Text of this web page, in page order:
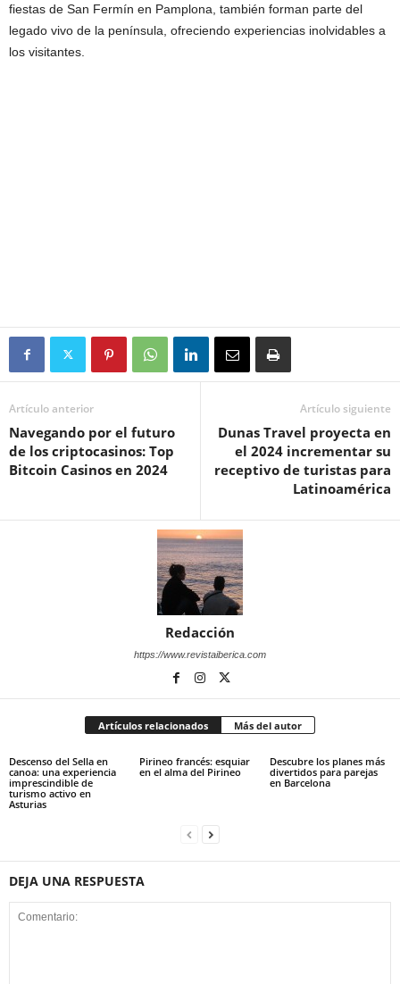
fiestas de San Fermín en Pamplona, también forman parte del
legado vivo de la península, ofreciendo experiencias inolvidables a
los visitantes.
Artículo anterior
Navegando por el futuro
de los criptocasinos: Top
Bitcoin Casinos en 2024
Artículo siguiente
Dunas Travel proyecta en
el 2024 incrementar su
receptivo de turistas para
Latinoamérica
Redacción
https://www.revistaiberica.com
Artículos relacionados Más del autor
Descenso del Sella en
canoa: una experiencia
imprescindible de
turismo activo en
Asturias
Pirineo francés: esquiar
en el alma del Pirineo
Descubre los planes más
divertidos para parejas
en Barcelona
DEJA UNA RESPUESTA